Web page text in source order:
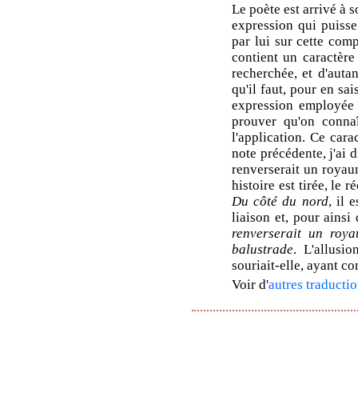
Le poète est arrivé à
expression qui
par lui sur cette
contient un
recherchée, et
qu'il faut, pour en
expression
prouver qu'on
l'application. Ce
note précédente, j'ai
renverserait un
histoire est tirée, le
Du côté du nord, il
liaison et, pour ainsi
renverserait un
balustrade.
souriait-elle, ayant
Voir d'autres